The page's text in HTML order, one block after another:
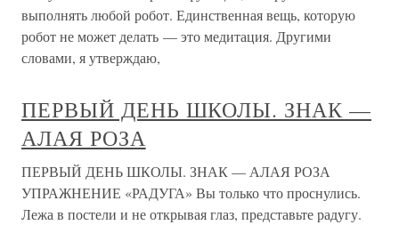
выполнять любой робот. Единственная вещь, которую
робот не может делать — это медитация. Другими
словами, я утверждаю,
ПЕРВЫЙ ДЕНЬ ШКОЛЫ. ЗНАК —
АЛАЯ РОЗА
ПЕРВЫЙ ДЕНЬ ШКОЛЫ. ЗНАК — АЛАЯ РОЗА
УПРАЖНЕНИЕ «РАДУГА» Вы только что проснулись.
Лежа в постели и не открывая глаз, представьте радугу.